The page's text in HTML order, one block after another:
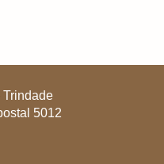
Trindade
5012